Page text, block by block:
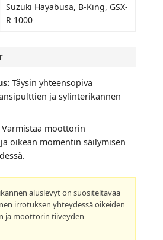
Suzuki Hayabusa, B-King, GSX-
R 1000
Täysin yhteensopiva
ja sylinterikannen
Varmistaa moottorin
oikean momentin säilymisen
aluslevyt on suositeltavaa
irrotuksen yhteydessä oikeiden
ja moottorin tiiveyden